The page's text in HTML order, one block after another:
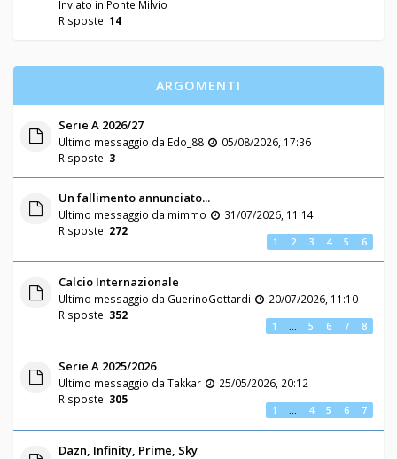
Inviato in Ponte Milvio
Risposte: 14
ARGOMENTI
Serie A 2026/27
Ultimo messaggio da Edo_88
05/08/2026, 17:36
Risposte: 3
Un fallimento annunciato...
Ultimo messaggio da mimmo
31/07/2026, 11:14
Risposte: 272
1 2 3 4 5 6
Calcio Internazionale
Ultimo messaggio da GuerinoGottardi
20/07/2026, 11:10
Risposte: 352
1 … 5 6 7 8
Serie A 2025/2026
Ultimo messaggio da Takkar
25/05/2026, 20:12
Risposte: 305
1 … 4 5 6 7
Dazn, Infinity, Prime, Sky